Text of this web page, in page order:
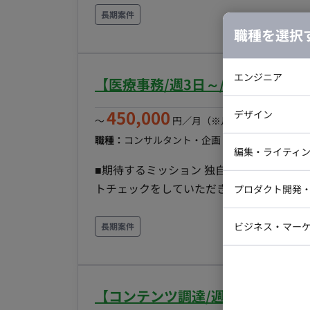
ョンです。 【具体的な業務内容】 ・既存顧客とのリレーション構築・維持、契約手続き（社内/顧
客） ・開発チームと連携した、付加価値
属となります。 ・長年の取引実績がある
す。 ・金融未経験の方でも、入社後の引き継ぎや
用予定 試用期間：紹介予定派遣のためな
日・休暇：完全週休二日制（土・日）、
有給休暇、慶弔休暇、産前産後・育児休
宅勤務制度あり） 転籍・出向：なし 勤務
スタイム制（コアタイムなし） 標準労働
7:00～21:00 / 1日の最小就業時間 3時間45
～）を含む ※35時間超過分は別途支給 昇
長期案件
【医療事務/週3日～/フルリモー
〜 450,000 円／月 （※月160時間稼働の場
職種： コンサルタント・企画・セールス
■期待するミッション 独自のAI機能と搭
トチェックをしていただきます。 【具体的な業務】 ・レセプトチェック ■出社について 出社でき
る方優遇ですが、ご知見があればフルリ
長期案件
【コンテンツ調達/週5日/常駐/東
職種を選択
エンジニア
インフラエ
テストエン
デザイン
Webデザイ
ラストレー
編集・ライティ
プロダクト開発
クトマネー
ビジネス・マー